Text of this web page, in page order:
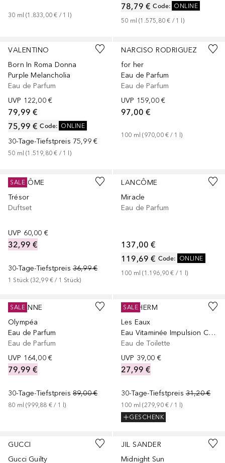
30 ml (1.833,00 € / 1 l)
Code: ONLINE
78,79 €
50 ml (1.575,80 € / 1 l)
VALENTINO
Born In Roma Donna
Purple Melancholia
Eau de Parfum
UVP 122,00 €
79,99 €
Code: ONLINE
75,99 €
30-Tage-Tiefstpreis 75,99 €
50 ml (1.519,80 € / 1 l)
NARCISO RODRIGUEZ
for her
Eau de Parfum
Eau de Parfum
UVP 159,00 €
97,00 €
100 ml (970,00 € / 1 l)
Größen
LANCÔME
Trésor
Duftset
UVP 60,00 €
32,99 €
30-Tage-Tiefstpreis 36,99 €
1 Stück (32,99 € / 1 Stück)
SALE
LANCÔME
Miracle
Eau de Parfum
137,00 €
Code: ONLINE
119,69 €
100 ml (1.196,90 € / 1 l)
RABANNE
Olympéa
Eau de Parfum
Eau de Parfum
UVP 164,00 €
79,99 €
30-Tage-Tiefstpreis 89,00 €
80 ml (999,88 € / 1 l)
SALE
2 Größen
BIOTHERM
Les Eaux
Eau Vitaminée Impulsion Citron
Eau de Toilette
UVP 39,00 €
27,99 €
30-Tage-Tiefstpreis 31,20 €
100 ml (279,90 € / 1 l)
GESCHENK
SALE
GUCCI
Gucci Guilty
JIL SANDER
Midnight Sun
Größe